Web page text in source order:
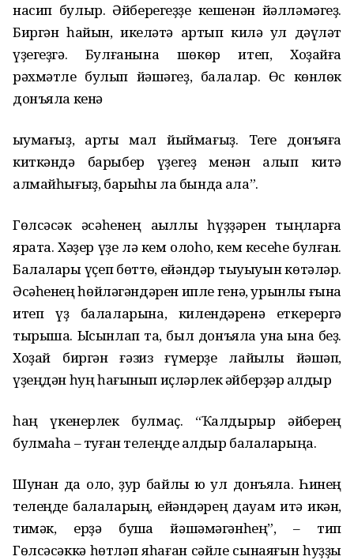
насип булыр. Әйберегеҙҙе кешенән йәлләмәгеҙ.
Биргән һайын, икеләтә артып килә ул дәүләт
үҙегеҙгә. Булғанына шөкөр итеп, Хоҙайға
рәхмәтле булып йәшәгеҙ, балалар. Өс көнлөк
донъяла кенә
ҡыумағыҙ, артыҡ мал йыймағыҙ. Теге донъяға
киткәндә барыбер үҙегеҙ менән алып китә
алмайһығыҙ, барыһы ла бында ҡала”.
Гөлсәсәк әсәһенең аҡыллы һүҙҙәрен тыңларға
ярата. Хәҙер үҙе лә кем олоһо, кем кесеһе булған.
Балалары үҫеп бөттө, ейәндәр тыуыуын көтәләр.
Әсәһенең һөйләгәндәрен ипле генә, урынлы ғына
итеп үҙ балаларына, килендәренә еткерергә
тырыша. Ысынлап та, был донъяла ҡунаҡ ҡына беҙ.
Хоҙай биргән ғәзиз ғүмерҙе лайыҡлы йәшәп,
үҙеңдән һуң һағынып иҫләрлек әйберҙәр ҡалдыр
һаң үкенерлек булмаҫ. “Ҡалдырыр әйберең
булмаһа – туған телеңде ҡалдыр балаларыңа.
Шунан да оло, ҙур байлыҡ юҡ ул донъяла. Һинең
телеңде балаларың, ейәндәрең дауам итә икән,
тимәк, ерҙә бушҡа йәшәмәгәнһең”, – тип
Гөлсәсәккә һөтләп яһаған сәйле сынаяғын һуҙҙы